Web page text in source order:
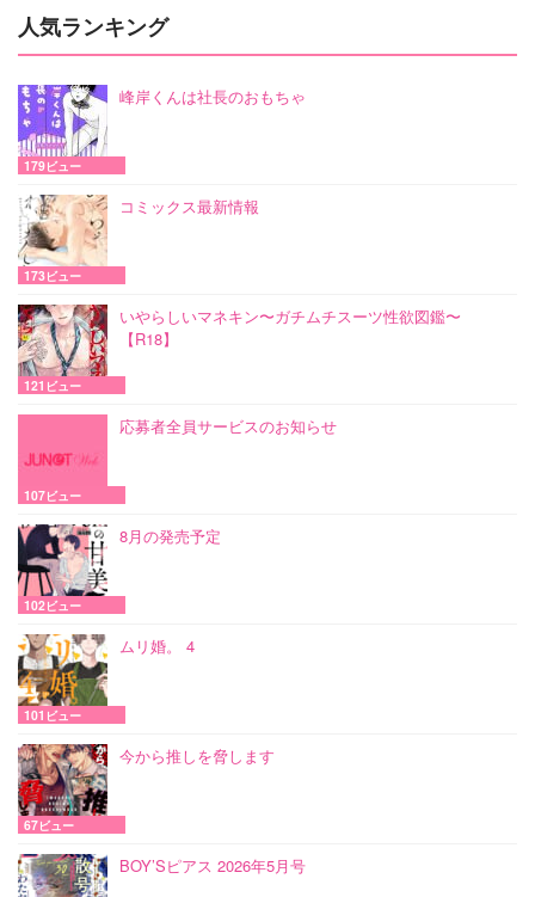
人気ランキング
峰岸くんは社長のおもちゃ
179ビュー
コミックス最新情報
173ビュー
いやらしいマネキン〜ガチムチスーツ性欲図鑑〜
【R18】
121ビュー
応募者全員サービスのお知らせ
107ビュー
8月の発売予定
102ビュー
ムリ婚。 4
101ビュー
今から推しを脅します
67ビュー
BOY’Sピアス 2026年5月号